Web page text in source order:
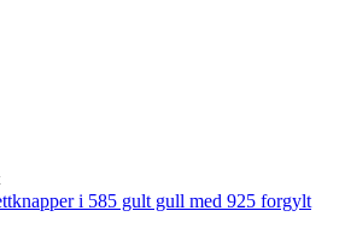
i 585 gult gull med 925 forgylt